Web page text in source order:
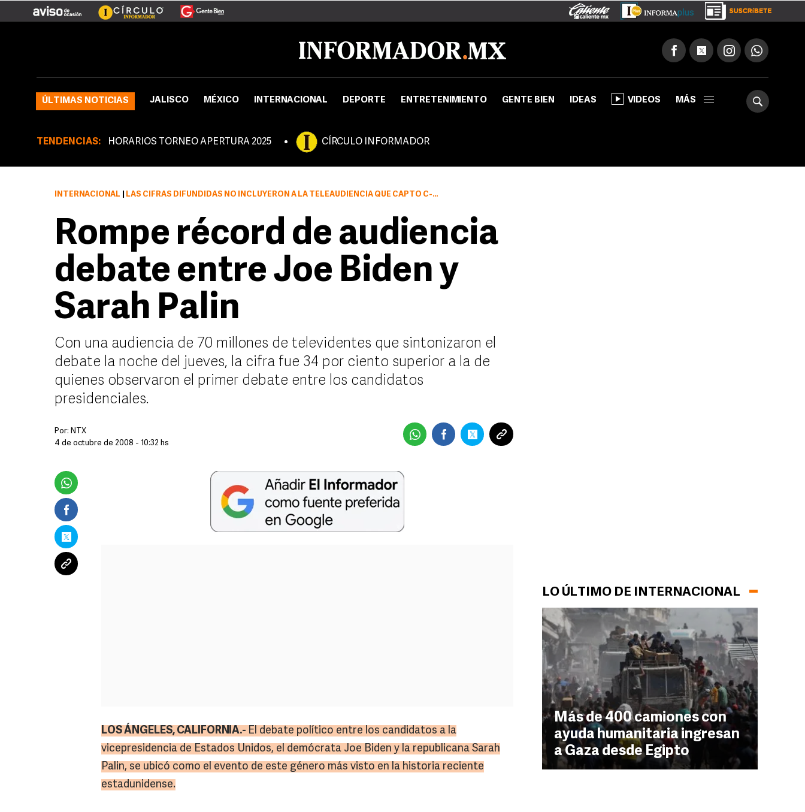
ÚLTIMAS NOTICIAS JALISCO MÉXICO INTERNACIONAL DEPORTE ENTRETENIMIENTO GENTE BIEN IDEAS VIDEOS MÁS
TENDENCIAS: HORARIOS TORNEO APERTURA 2025 CÍRCULO INFORMADOR
LO ÚLTIMO DE INTERNACIONAL
Más de 400 camiones con
ayuda humanitaria ingresan
a Gaza desde Egipto
INTERNACIONAL LAS CIFRAS DIFUNDIDAS NO INCLUYERON A LA TELEAUDIENCIA QUE CAPTÓ C-SPAN Y PBS
Rompe récord de audiencia
debate entre Joe Biden y
Sarah Palin
Con una audiencia de 70 millones de televidentes que sintonizaron el
debate la noche del jueves, la cifra fue 34 por ciento superior a la de
quienes observaron el primer debate entre los candidatos
presidenciales.
Por: NTX
4 de octubre de 2008 - 10:32 hs
LOS ÁNGELES, CALIFORNIA.- El debate político entre los candidatos a la
vicepresidencia de Estados Unidos, el demócrata Joe Biden y la republicana Sarah
Palin, se ubicó como el evento de este género más visto en la historia reciente
estadunidense.